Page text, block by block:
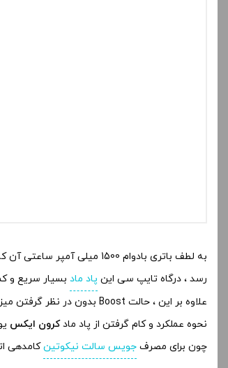
رسد ، درگاه تایپ سی این پاد ماد بسیار سریع و
علاوه بر این ، حالت Boost بدون در نظر گرفتن میزان کم باتری شما، عملکرد ثابتی را ارائه می کند.
نحوه عملکرد و کام گرفتن از پاد مادکرون ایکس
چون برای مصرف جویس سالت نیکوتینکامدهی